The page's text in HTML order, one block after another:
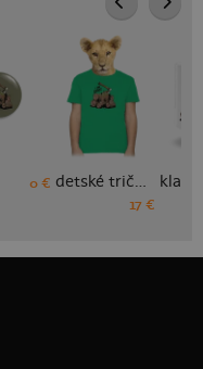
0 € detské tričko
17 €